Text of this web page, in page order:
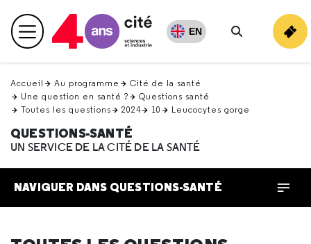
en
haut Menu principal EN
Rechercher
Accueil Au programme
Cité de la santé
Une question en santé ?
Questions santé
Toutes les questions
2024 10 Leucocytes gorge
QUESTIONS-SANTÉ
UN SERVICE DE LA CITÉ DE LA SANTÉ
NAVIGUER DANS QUESTIONS-SANTÉ